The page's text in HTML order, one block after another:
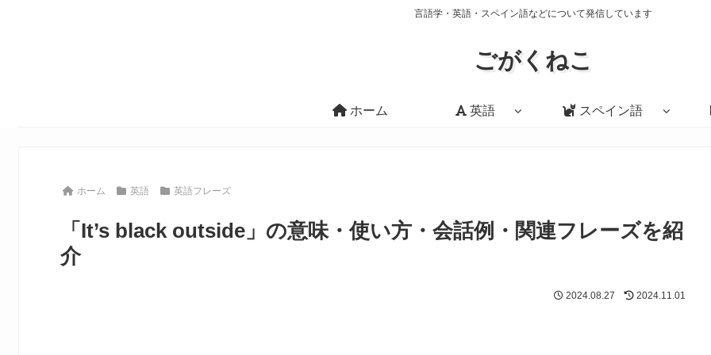
言語学・英語・スペイン語などについて発信しています
ごがくねこ
ホーム 英語 スペイン語
ホーム 英語 英語フレーズ
「It’s black outside」の意味・使い方・会話例・関連フレーズを紹
介
2024.08.27 2024.11.01